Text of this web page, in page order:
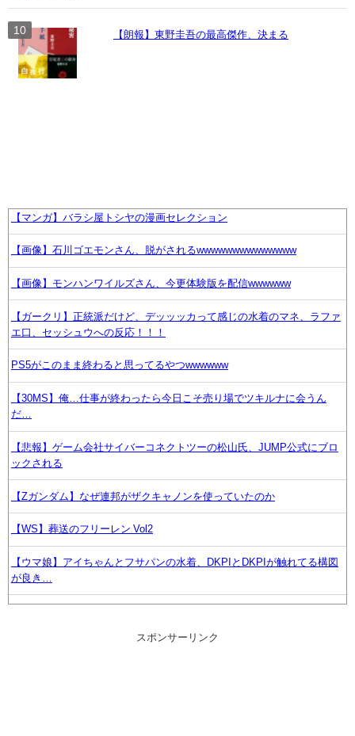
【朗報】東野圭吾の最高傑作、決まる
【マンガ】バラシ屋トシヤの漫画セレクション
【画像】石川ゴエモンさん、脱がされるwwwwwwwwwwwwww
【画像】モンハンワイルズさん、今更体験版を配信wwwwww
【ガークリ】正統派だけど、デッッッカって感じの水着のマネ、ラファ
エ口、セッシュウへの反応！！！
PS5がこのまま終わると思ってるやつwwwwww
【30MS】俺…仕事が終わったら今日こそ売り場でツキルナに会うん
だ…
【悲報】ゲーム会社サイバーコネクトツーの松山氏、JUMP公式にブロ
ックされる
【Zガンダム】なぜ連邦がザクキャノンを使っていたのか
【WS】葬送のフリーレン Vol2
【ウマ娘】アイちゃんとフサパンの水着、DKPIとDKPIが触れてる構図
が良き…
スポンサーリンク